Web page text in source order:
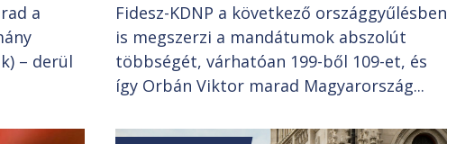
a
– derül
Fidesz-KDNP a következő országgyűlésben
is megszerzi a mandátumok abszolút
többségét, várhatóan 199-ből 109-et, és
így Orbán Viktor marad Magyarország...